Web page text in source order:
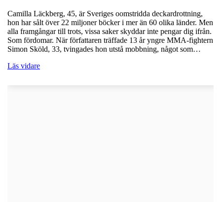
Camilla Läckberg, 45, är Sveriges oomstridda deckardrottning,
hon har sålt över 22 miljoner böcker i mer än 60 olika länder. Men
alla framgångar till trots, vissa saker skyddar inte pengar dig ifrån.
Som fördomar. När författaren träffade 13 år yngre MMA-fightern
Simon Sköld, 33, tvingades hon utstå mobbning, något som…
Läs vidare